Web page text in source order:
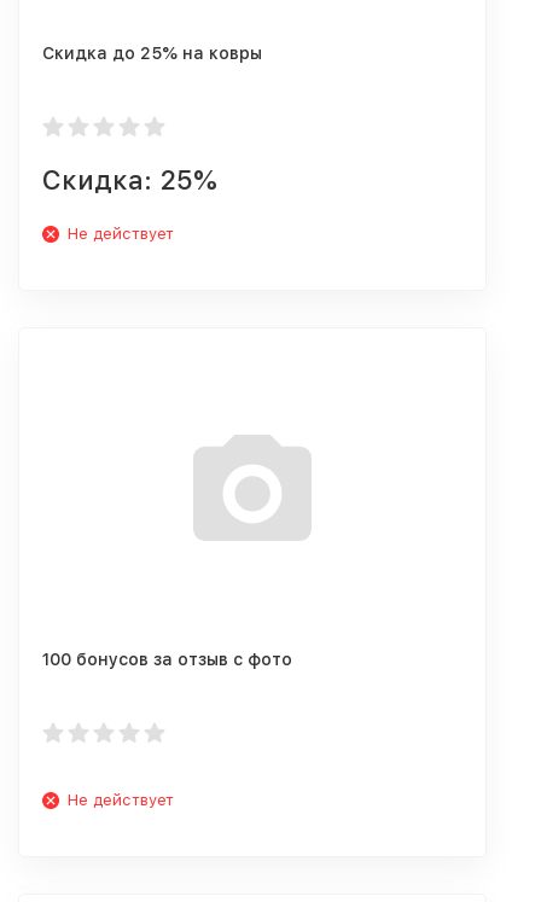
Скидка до 25% на ковры
Скидка: 25%
Не действует
100 бонусов за отзыв с фото
Не действует